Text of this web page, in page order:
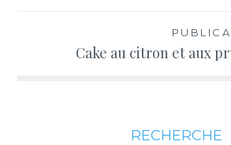
Cake au citron et aux
RECHERCHE